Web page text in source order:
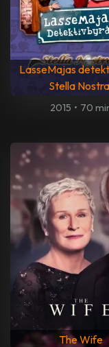
LasseMajas
Stella Nostra
2015 • 70
The Wife